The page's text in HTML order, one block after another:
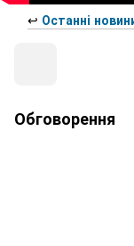
↩️ Останні
Обговорення